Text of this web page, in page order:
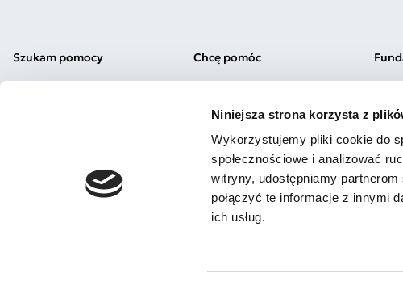
Niniejsza strona korzysta z
Wykorzystujemy pliki cookie do
społecznościowe i analizować
witryny, udostępniamy
połączyć te informacje z innymi
ich usług.
Szukam pomocy Chcę pomóc
Uważna Szkoła
Podaruj 1,5%
Nasi fundraiserzy